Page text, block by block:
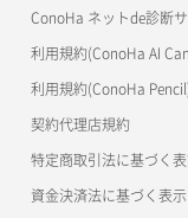
ConoHa ネットde診断
利用規約(ConoHa AI
利用規約(ConoHa
契約代理店規約
特定商取引法に基づく
資金決済法に基づく表示